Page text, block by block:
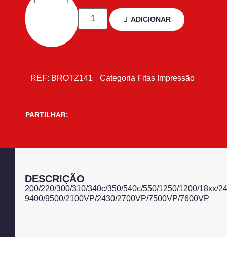
ADICIONAR
REF: BROTZ141 Categoria Fitas Impressão
PARTILHAR:
DESCRIÇÃO
200/220/300/310/340c/350/540c/550/1250/1200/18xx/
9400/9500/2100VP/2430/2700VP/7500VP/7600VP